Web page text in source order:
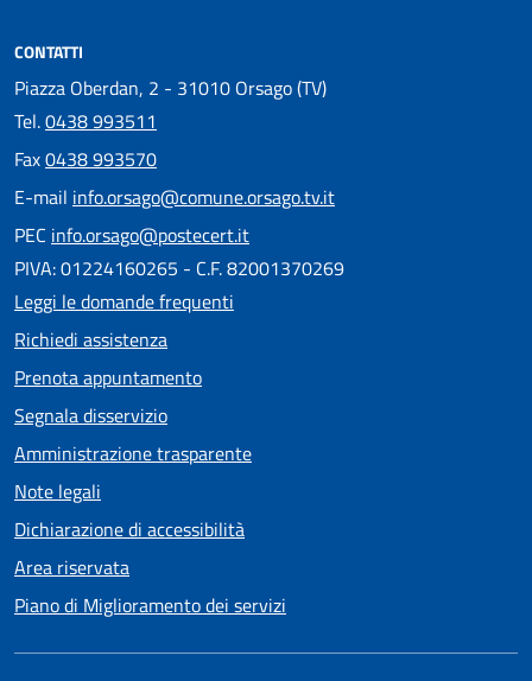
CONTATTI
Piazza Oberdan, 2 - 31010 Orsago (TV)
Tel.0438 993511
Fax0438 993570
E-mail info.orsago@comune.orsago.tv.it
PEC info.orsago@postecert.it
PIVA: 01224160265 - C.F. 82001370269
Leggi le domande frequenti
Richiedi assistenza
Prenota appuntamento
Segnala disservizio
Amministrazione trasparente
Note legali
Dichiarazione di accessibilità
Area riservata
Piano di Miglioramento dei servizi